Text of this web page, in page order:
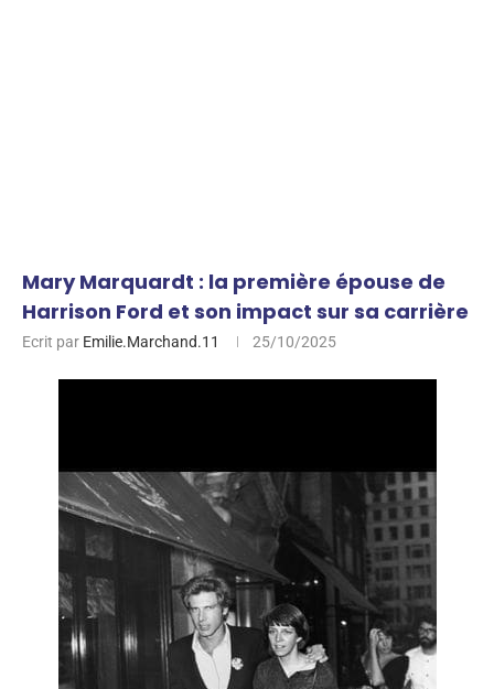
Mary Marquardt : la première épouse de
Harrison Ford et son impact sur sa carrière
Ecrit par Emilie.Marchand.11 25/10/2025